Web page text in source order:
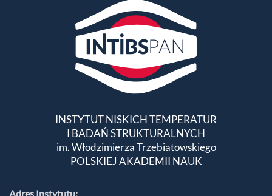
INSTYTUT NISKICH TEMPERATUR
I BADAŃ STRUKTURALNYCH
im. Włodzimierza Trzebiatowskiego
POLSKIEJ AKADEMII NAUK
Adres Instytutu: